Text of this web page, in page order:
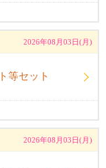
2026年08月03日(月)
等セット
2026年08月03日(月)